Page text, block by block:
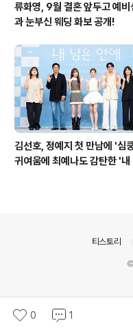
류화영, 9월 결혼 앞두고 예비
과 눈부신 웨딩 화보 공개!
김선호, 정예지 첫 만남에 '심
귀여움에 최예나도 감탄한 '내
0 1
티스토리